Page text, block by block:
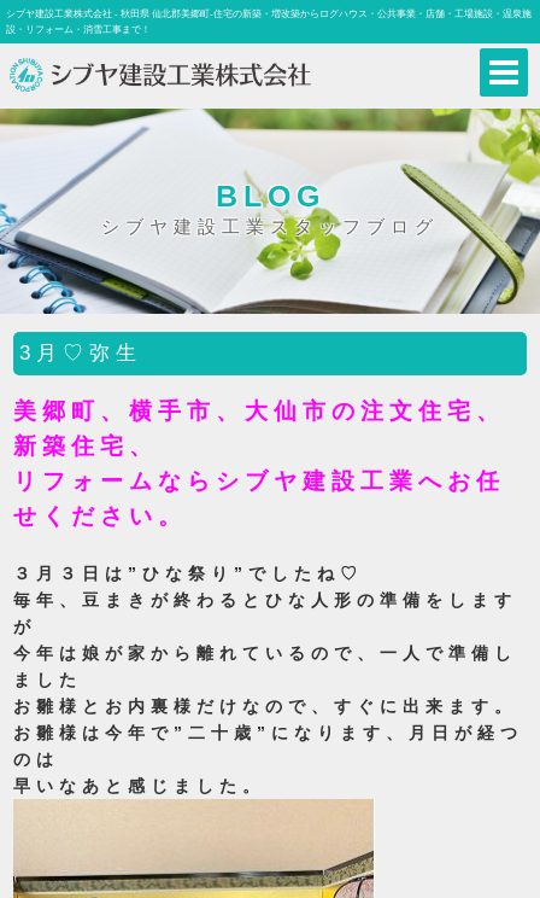
シブヤ建設工業株式会社 - 秋田県 仙北郡美郷町-住宅の新築・増改築からログハウス・公共事業・店舗・工場施設・温泉施
設・リフォーム・消雪工事まで！
BLOG
シブヤ建設工業スタッフブログ
3月♡弥生
美郷町、横手市、大仙市の注文住宅、
新築住宅、
リフォームならシブヤ建設工業へお任
せください。
３月３日は”ひな祭り”でしたね♡
毎年、豆まきが終わるとひな人形の準備をします
が
今年は娘が家から離れているので、一人で準備し
ました
お雛様とお内裏様だけなので、すぐに出来ます。
お雛様は今年で”二十歳”になります、月日が経つ
のは
早いなあと感じました。